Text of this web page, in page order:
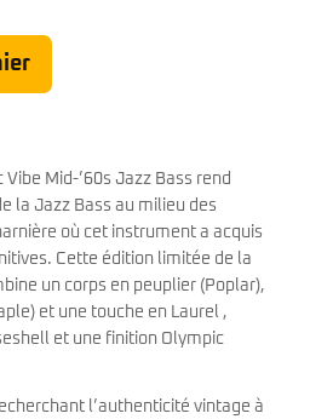
Mid-’60s Jazz Bass rend
la Jazz Bass au milieu des
où cet instrument a acquis
Cette édition limitée de la
un corps en peuplier (Poplar),
et une touche en Laurel ,
et une finition Olympic
l’authenticité vintage à